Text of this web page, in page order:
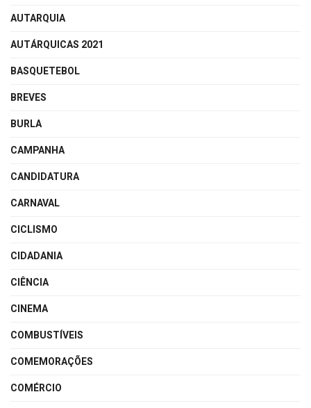
AUTARQUIA
AUTÁRQUICAS 2021
BASQUETEBOL
BREVES
BURLA
CAMPANHA
CANDIDATURA
CARNAVAL
CICLISMO
CIDADANIA
CIÊNCIA
CINEMA
COMBUSTÍVEIS
COMEMORAÇÕES
COMÉRCIO